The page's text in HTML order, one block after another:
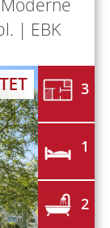
| EBK
3
1
2